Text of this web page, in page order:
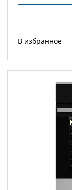
В избранное